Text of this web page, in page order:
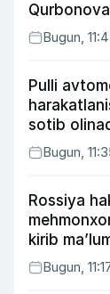
sovg‘a
xonanda
Bugun,
Pulli
sotib
Bugun,
Rossiya
kirib
— Bugun,